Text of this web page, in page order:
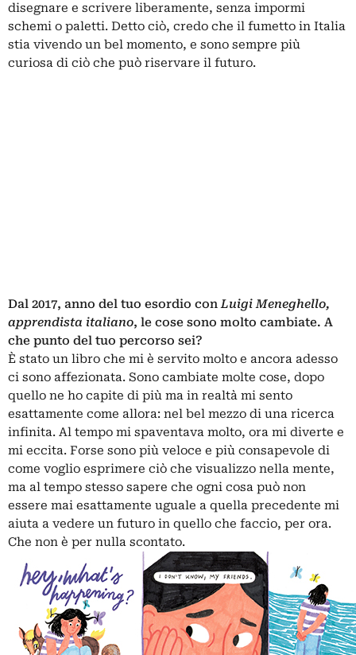
disegnare e scrivere liberamente, senza impormi
schemi o paletti. Detto ciò, credo che il fumetto in Italia
stia vivendo un bel momento, e sono sempre più
curiosa di ciò che può riservare il futuro.
Dal 2017, anno del tuo esordio conLuigi Meneghello,
apprendista italiano, le cose sono molto cambiate. A
che punto del tuo percorso sei?
È stato un libro che mi è servito molto e ancora adesso
ci sono affezionata. Sono cambiate molte cose, dopo
quello ne ho capite di più ma in realtà mi sento
esattamente come allora: nel bel mezzo di una ricerca
infinita. Al tempo mi spaventava molto, ora mi diverte e
mi eccita. Forse sono più veloce e più consapevole di
come voglio esprimere ciò che visualizzo nella mente,
ma al tempo stesso sapere che ogni cosa può non
essere mai esattamente uguale a quella precedente mi
aiuta a vedere un futuro in quello che faccio, per ora.
Che non è per nulla scontato.